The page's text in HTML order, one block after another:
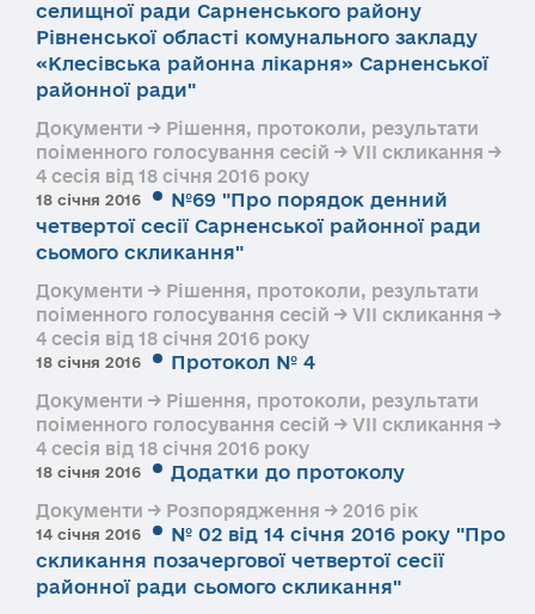
селищної ради Сарненського району
Рівненської області комунального закладу
«Клесівська районна лікарня» Сарненської
районної ради"
Документи → Рішення, протоколи, результати
поіменного голосування сесій → VII скликання →
4 сесія від 18 січня 2016 року
18 січня 2016
№69 "Про порядок денний
четвертої сесії Сарненської районної ради
сьомого скликання"
Документи → Рішення, протоколи, результати
поіменного голосування сесій → VII скликання →
4 сесія від 18 січня 2016 року
18 січня 2016 Протокол № 4
Документи → Рішення, протоколи, результати
поіменного голосування сесій → VII скликання →
4 сесія від 18 січня 2016 року
18 січня 2016 Додатки до протоколу
Документи → Розпорядження → 2016 рік
14 січня 2016
№ 02 від 14 січня 2016 року "Про
скликання позачергової четвертої сесії
районної ради сьомого скликання"